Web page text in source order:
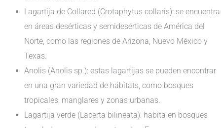
Lagartija de Collared (Crotaphytus collaris): se encuentra
en áreas desérticas y semidesérticas de América del
Norte, como las regiones de Arizona, Nuevo México y
Texas.
Anolis (Anolis sp.): estas lagartijas se pueden encontrar
en una gran variedad de hábitats, como bosques
tropicales, manglares y zonas urbanas.
Lagartija verde (Lacerta bilineata): habita en bosques